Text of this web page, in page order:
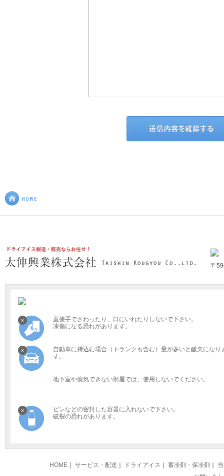
〒
直接手でさわったり、口にいれたりしないで下さい。
凍傷になる恐れがあります。
自動車に持込む場合（トランクも含む）量が多いと酸欠になり
す。
地下室や換気できない部屋では、使用しないでください。
ビンなどの密封した容器に入れないで下さい。
破裂の恐れがあります。
HOME｜ サービス・配送 ドライアイス 蓄冷剤・保冷剤